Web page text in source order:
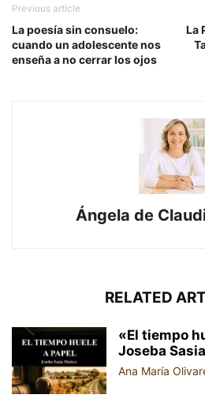
Previous article
La poesía sin consuelo:
cuando un adolescente nos
enseña a no cerrar los ojos
La
Ángela de
RELATED
«El tiempo
Joseba
Ana María